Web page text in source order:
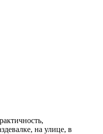
на улице, в